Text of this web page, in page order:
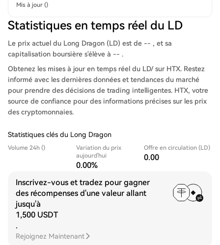
Mis à jour ()
Statistiques en temps réel du LD
Le prix actuel du Long Dragon (LD) est de -- , et sa
capitalisation boursière s'élève à -- .
Obtenez les mises à jour en temps réel du LD/ sur HTX. Restez
informé avec les dernières données et tendances du marché
pour prendre des décisions de trading intelligentes. HTX, votre
source de confiance pour des informations précises sur les prix
des cryptomonnaies.
Statistiques clés du Long Dragon
Volume 24h ()
Variation du prix
aujourd'hui
0.00%
Offre en circulation (LD)
0.00
Inscrivez-vous et tradez pour gagner
des récompenses d'une valeur allant
jusqu'à
1,500 USDT
.
Rejoignez Maintenant